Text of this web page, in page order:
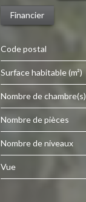
Financier
Code postal
Surface habitable (m²)
Nombre de chambre(s)
Nombre de pièces
Nombre de niveaux
Vue